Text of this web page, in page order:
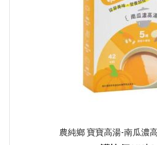
農純鄉 寶寶高湯-南瓜濃